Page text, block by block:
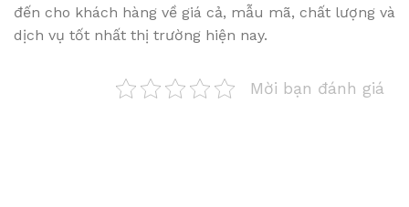
đến cho khách hàng về giá cả, mẫu mã, chất lượng và
dịch vụ tốt nhất thị trường hiện nay.
Mời bạn đánh giá